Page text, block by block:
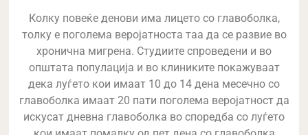
Колку повеќе денови има лицето со главоболка,
толку е поголема веројатноста таа да се развие во
хронична мигрена. Студиите спроведени и во
општата популација и во клиниките покажуваат
дека луѓето кои имаат 10 до 14 дена месечно со
главоболка имаат 20 пати поголема веројатност да
искусат дневна главоболка во споредба со луѓето